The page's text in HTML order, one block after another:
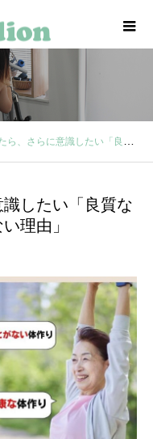
意識したい「良質なタンパク質」が欠かせない理由」
したい「良質な
理由」